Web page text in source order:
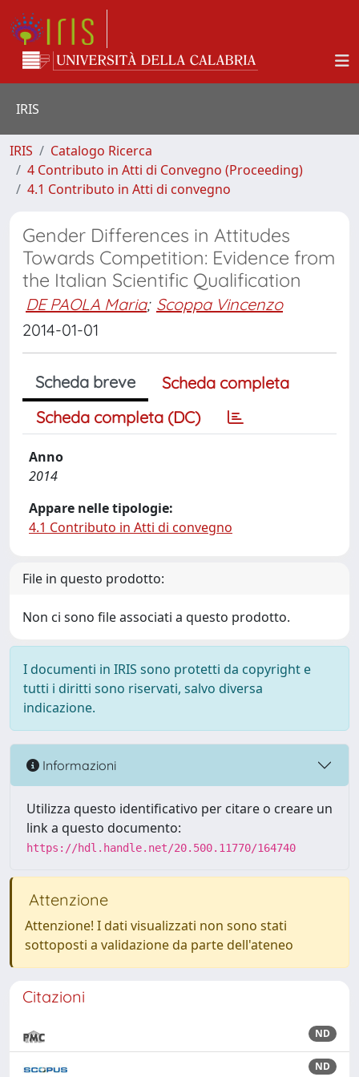
IRIS
IRIS
Catalogo Ricerca
4 Contributo in Atti di Convegno (Proceeding)
4.1 Contributo in Atti di convegno
Gender Differences in Attitudes
Towards Competition: Evidence from
the Italian Scientific Qualification
DE PAOLA Maria; Scoppa Vincenzo
2014-01-01
Scheda breve
Scheda completa
Scheda completa (DC)
Anno
2014
Appare nelle tipologie:
4.1 Contributo in Atti di convegno
File in questo prodotto:
Non ci sono file associati a questo prodotto.
I documenti in IRIS sono protetti da copyright e
tutti i diritti sono riservati, salvo diversa
indicazione.
Informazioni
Utilizza questo identificativo per citare o creare un
link a questo documento:
https://hdl.handle.net/20.500.11770/164740
Attenzione
Attenzione! I dati visualizzati non sono stati
sottoposti a validazione da parte dell'ateneo
Citazioni
ND
ND